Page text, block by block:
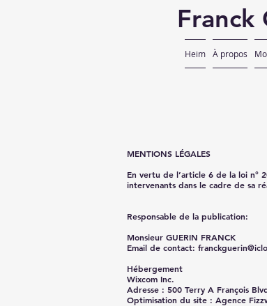
Franck
Heim À propos
MENTIONS LÉGALES
En vertu de l’article 6 de la loi n°
intervenants dans le cadre de sa
Responsable de la publication:
Monsieur GUERIN FRANCK
Email de contact:
Hébergement
Wixcom Inc.
Adresse : 500 Terry A François
Optimisation du site : Agence